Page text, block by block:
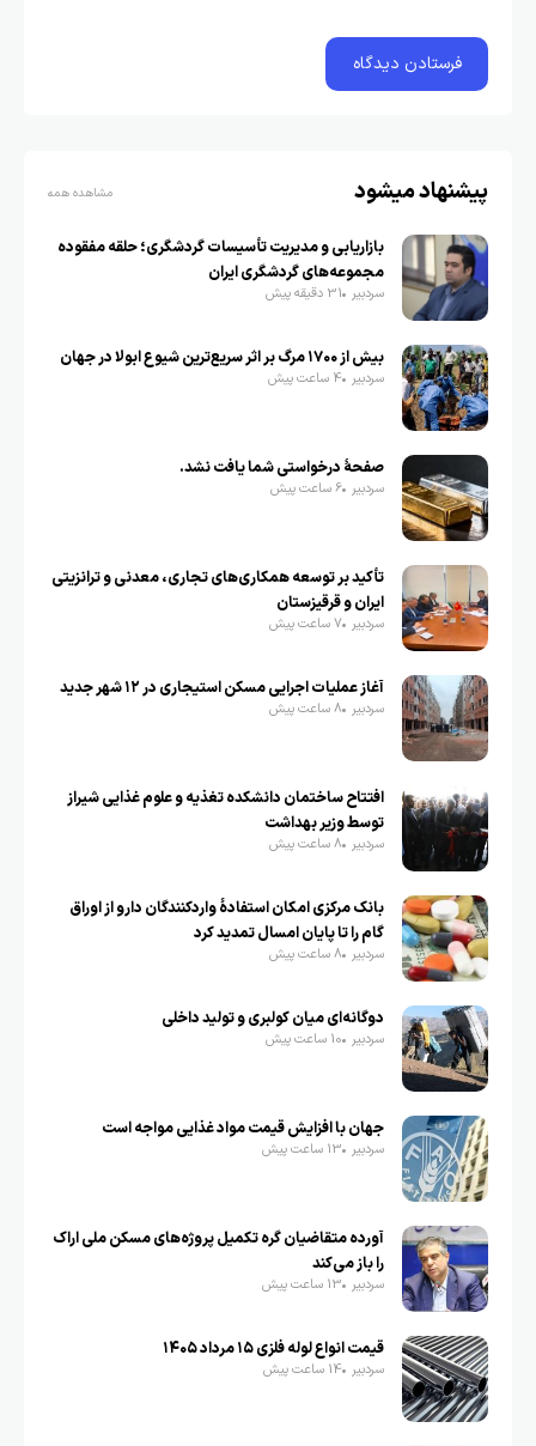
پیشنهاد میشود مشاهده همه
بازاریابی و مدیریت تأسیسات گردشگری؛ حلقه مفقوده
مجموعه‌های گردشگری ایران
سردبیر 31 دقیقه پیش
بیش از ۱۷۰۰ مرگ بر اثر سریع‌ترین شیوع ابولا در جهان
سردبیر 4 ساعت پیش
صفحهٔ درخواستی شما یافت نشد.
سردبیر 6 ساعت پیش
تأکید بر توسعه همکاری‌های تجاری، معدنی و ترانزیتی
ایران و قرقیزستان
سردبیر 7 ساعت پیش
آغاز عملیات اجرایی مسکن استیجاری در ۱۲ شهر جدید
سردبیر 8 ساعت پیش
افتتاح ساختمان دانشکده تغذیه و علوم غذایی شیراز
توسط وزیر بهداشت
سردبیر 8 ساعت پیش
بانک مرکزی امکان استفادۀ واردکنندگان دارو از اوراق
گام را تا پایان امسال تمدید کرد
سردبیر 8 ساعت پیش
دوگانه‌ای میان کولبری و تولید داخلی
سردبیر 10 ساعت پیش
جهان با افزایش قیمت مواد غذایی مواجه است
سردبیر 13 ساعت پیش
آورده متقاضیان گره تکمیل پروژه‌های مسکن ملی اراک
را باز می‌کند
سردبیر 13 ساعت پیش
قیمت انواع لوله فلزی ۱۵ مرداد ۱۴۰۵
سردبیر 14 ساعت پیش